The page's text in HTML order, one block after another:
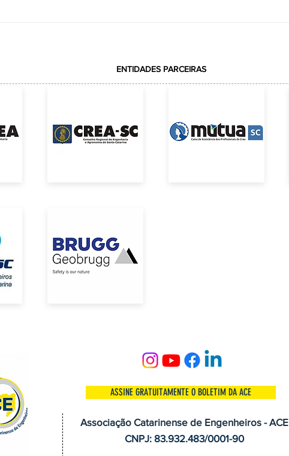
ENTIDADES PARCEIRAS
ASSINE GRATUITAMENTE O BOLETIM DA ACE
Associação Catarinense de Engenheiros - ACE
CNPJ: 83.932.483/0001-90